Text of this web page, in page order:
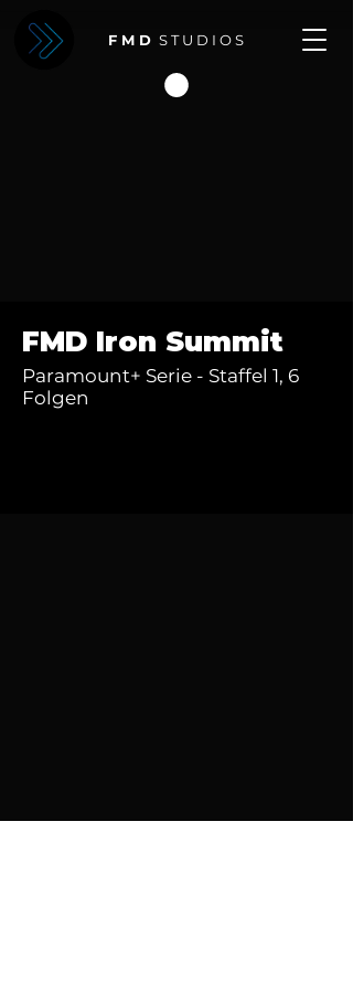
F M D S T U D I O S
FMD Iron Summit
Paramount+ Serie - Staffel 1, 6
Folgen